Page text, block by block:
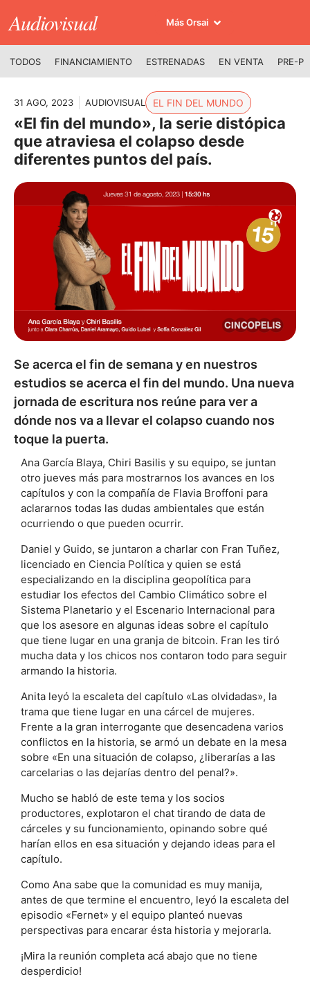
Audiovisual Más Orsai
TODOS FINANCIAMIENTO ESTRENADAS EN VENTA PRE-
31 AGO, 2023 AUDIOVISUAL EL FIN DEL MUNDO
«El fin del mundo», la serie distópica
que atraviesa el colapso desde
diferentes puntos del país.
Se acerca el fin de semana y en nuestros
estudios se acerca el fin del mundo. Una nueva
jornada de escritura nos reúne para ver a
dónde nos va a llevar el colapso cuando nos
toque la puerta.
Ana García Blaya, Chiri Basilis y su equipo, se juntan
otro jueves más para mostrarnos los avances en los
capítulos y con la compañía de Flavia Broffoni para
aclararnos todas las dudas ambientales que están
ocurriendo o que pueden ocurrir.
Daniel y Guido, se juntaron a charlar con Fran Tuñez,
licenciado en Ciencia Política y quien se está
especializando en la disciplina geopolítica para
estudiar los efectos del Cambio Climático sobre el
Sistema Planetario y el Escenario Internacional para
que los asesore en algunas ideas sobre el capítulo
que tiene lugar en una granja de bitcoin. Fran les tiró
mucha data y los chicos nos contaron todo para seguir
armando la historia.
Anita leyó la escaleta del capítulo «Las olvidadas», la
trama que tiene lugar en una cárcel de mujeres.
Frente a la gran interrogante que desencadena varios
conflictos en la historia, se armó un debate en la mesa
sobre «En una situación de colapso, ¿liberarías a las
carcelarias o las dejarías dentro del penal?».
Mucho se habló de este tema y los socios
productores, explotaron el chat tirando de data de
cárceles y su funcionamiento, opinando sobre qué
harían ellos en esa situación y dejando ideas para el
capítulo.
Como Ana sabe que la comunidad es muy manija,
antes de que termine el encuentro, leyó la escaleta del
episodio «Fernet» y el equipo planteó nuevas
perspectivas para encarar ésta historia y mejorarla.
¡Mira la reunión completa acá abajo que no tiene
desperdicio!